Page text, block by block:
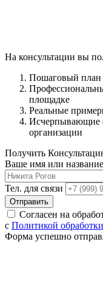
На консультации вы
Пошаговый план
площадке
Реальные
Исчерпывающие
организации
Получить
Ваше имя или
Тел. для связи
Отправить
Согласен на
с Политикой
Форма успешно